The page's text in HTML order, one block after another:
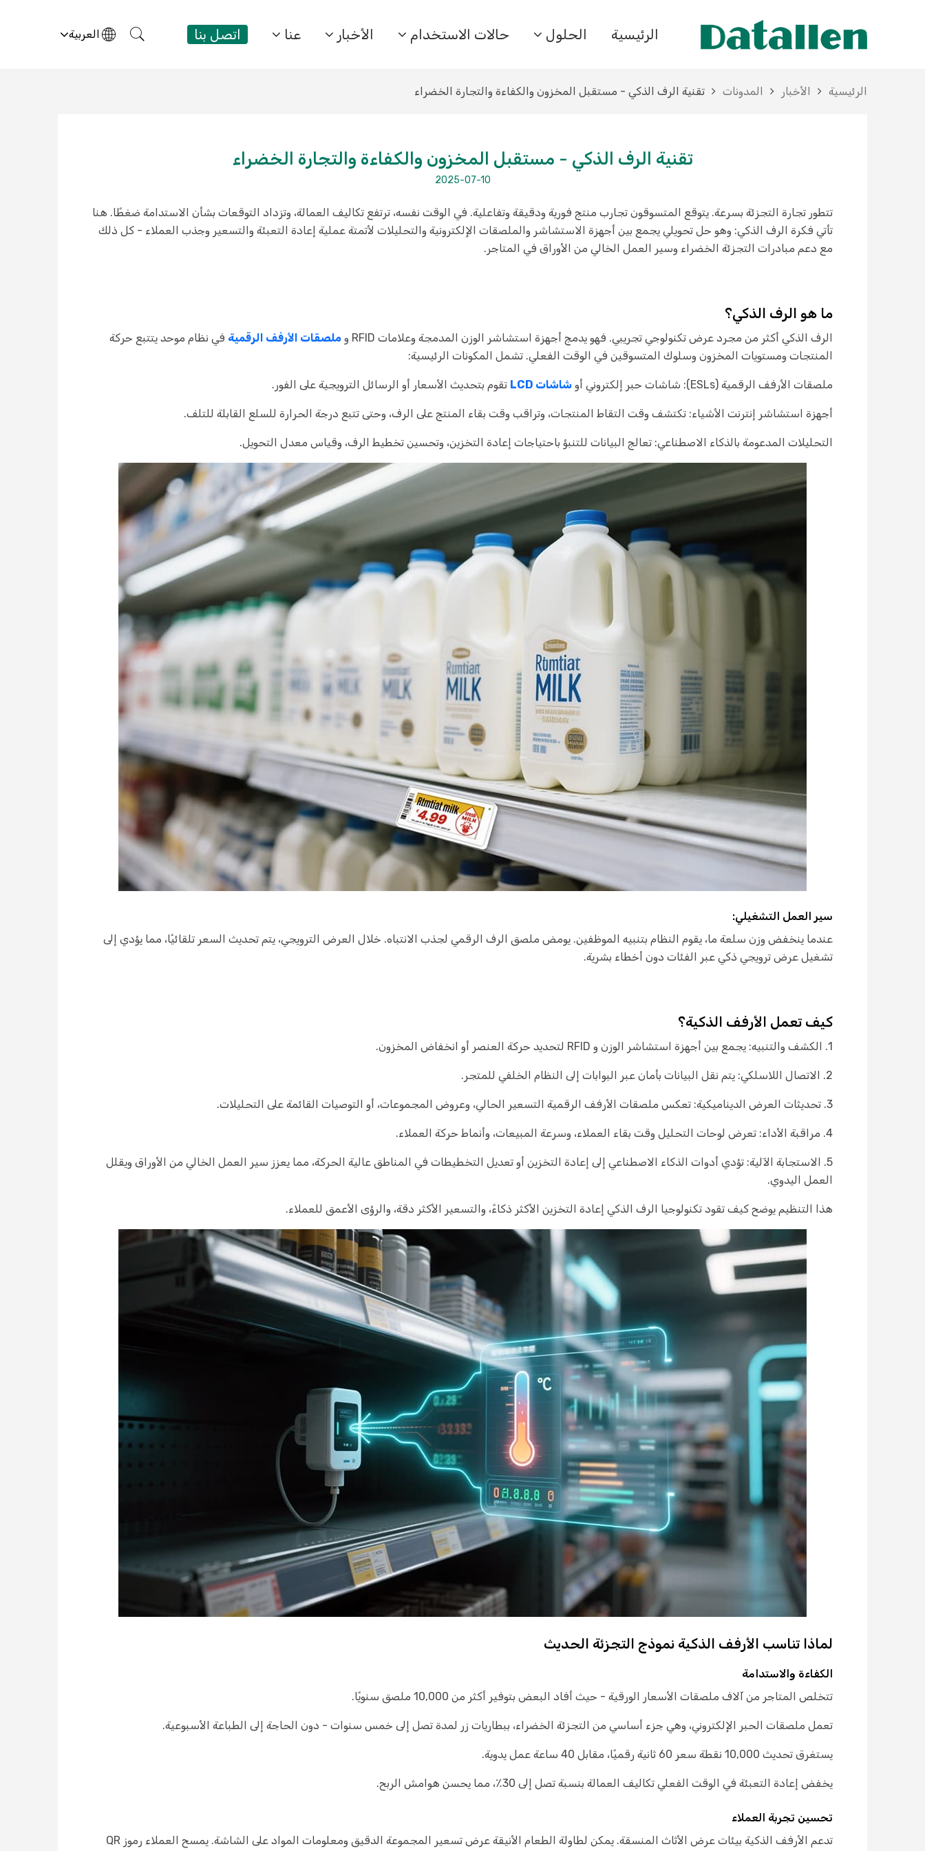
الرئيسية الحلول حالات الاستخدام الأخبار عنا اتصل بنا العربية
الرئيسية الأخبار المدونات تقنية الرف الذكي - مستقبل المخزون والكفاءة والتجارة الخضراء
تقنية الرف الذكي - مستقبل المخزون والكفاءة والتجارة الخضراء
2025-07-10
تتطور تجارة التجزئة بسرعة. يتوقع المتسوقون تجارب منتج فورية ودقيقة وتفاعلية. في الوقت نفسه، ترتفع تكاليف العمالة، وتزداد التوقعات بشأن الاستدامة ضغطًا. هنا
تأتي فكرة الرف الذكي: وهو حل تحويلي يجمع بين أجهزة الاستشاشر والملصقات الإلكترونية والتحليلات لأتمتة عملية إعادة التعبئة والتسعير وجذب العملاء - كل ذلك
مع دعم مبادرات التجزئة الخضراء وسير العمل الخالي من الأوراق في المتاجر.
ما هو الرف الذكي؟
الرف الذكي أكثر من مجرد عرض تكنولوجي تجريبي. فهو يدمج أجهزة استشاشر الوزن المدمجة وعلامات RFID و ملصقات الأرفف الرقمية في نظام موحد يتتبع حركة
المنتجات ومستويات المخزون وسلوك المتسوقين في الوقت الفعلي. تشمل المكونات الرئيسية:
ملصقات الأرفف الرقمية (ESLs): شاشات حبر إلكتروني أو شاشات LCD تقوم بتحديث الأسعار أو الرسائل الترويجية على الفور.
أجهزة استشاشر إنترنت الأشياء: تكتشف وقت التقاط المنتجات، وتراقب وقت بقاء المنتج على الرف، وحتى تتبع درجة الحرارة للسلع القابلة للتلف.
التحليلات المدعومة بالذكاء الاصطناعي: تعالج البيانات للتنبؤ باحتياجات إعادة التخزين، وتحسين تخطيط الرف، وقياس معدل التحويل.
سير العمل التشغيلي:
عندما ينخفض وزن سلعة ما، يقوم النظام بتنبيه الموظفين. يومض ملصق الرف الرقمي لجذب الانتباه. خلال العرض الترويجي، يتم تحديث السعر تلقائيًا، مما يؤدي إلى
تشغيل عرض ترويجي ذكي عبر الفئات دون أخطاء بشرية.
كيف تعمل الأرفف الذكية؟
1. الكشف والتنبيه: يجمع بين أجهزة استشاشر الوزن و RFID لتحديد حركة العنصر أو انخفاض المخزون.
2. الاتصال اللاسلكي: يتم نقل البيانات بأمان عبر البوابات إلى النظام الخلفي للمتجر.
3. تحديثات العرض الديناميكية: تعكس ملصقات الأرفف الرقمية التسعير الحالي، وعروض المجموعات، أو التوصيات القائمة على التحليلات.
4. مراقبة الأداء: تعرض لوحات التحليل وقت بقاء العملاء، وسرعة المبيعات، وأنماط حركة العملاء.
5. الاستجابة الآلية: تؤدي أدوات الذكاء الاصطناعي إلى إعادة التخزين أو تعديل التخطيطات في المناطق عالية الحركة، مما يعزز سير العمل الخالي من الأوراق ويقلل
العمل اليدوي.
هذا التنظيم يوضح كيف تقود تكنولوجيا الرف الذكي إعادة التخزين الأكثر ذكاءً، والتسعير الأكثر دقة، والرؤى الأعمق للعملاء.
لماذا تناسب الأرفف الذكية نموذج التجزئة الحديث
الكفاءة والاستدامة
تتخلص المتاجر من آلاف ملصقات الأسعار الورقية - حيث أفاد البعض بتوفير أكثر من 10,000 ملصق سنويًا.
تعمل ملصقات الحبر الإلكتروني، وهي جزء أساسي من التجزئة الخضراء، ببطاريات زر لمدة تصل إلى خمس سنوات - دون الحاجة إلى الطباعة الأسبوعية.
يستغرق تحديث 10,000 نقطة سعر 60 ثانية رقميًا، مقابل 40 ساعة عمل يدوية.
يخفض إعادة التعبئة في الوقت الفعلي تكاليف العمالة بنسبة تصل إلى 30٪، مما يحسن هوامش الربح.
تحسين تجربة العملاء
تدعم الأرفف الذكية بيئات عرض الأثاث المنسقة. يمكن لطاولة الطعام الأنيقة عرض تسعير المجموعة الدقيق ومعلومات المواد على الشاشة. يمسح العملاء رموز QR